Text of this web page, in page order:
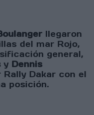
llegaron
del mar Rojo,
general,
y Dennis
Dakar con el
posición.